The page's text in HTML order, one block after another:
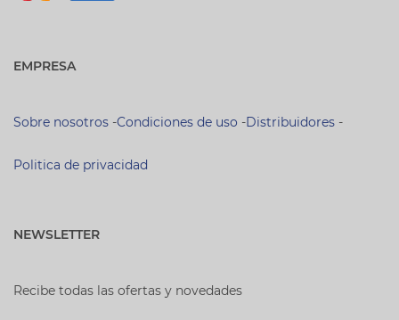
EMPRESA
Sobre nosotros -Condiciones de uso -Distribuidores -
Politica de privacidad
NEWSLETTER
Recibe todas las ofertas y novedades